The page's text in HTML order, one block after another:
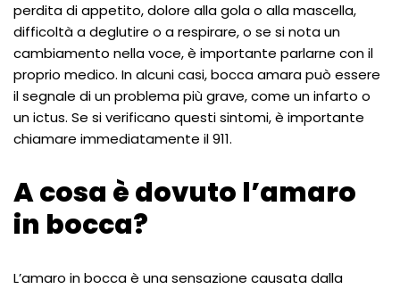
perdita di appetito, dolore alla gola o alla mascella,
difficoltà a deglutire o a respirare, o se si nota un
cambiamento nella voce, è importante parlarne con il
proprio medico. In alcuni casi, bocca amara può essere
il segnale di un problema più grave, come un infarto o
un ictus. Se si verificano questi sintomi, è importante
chiamare immediatamente il 911.
A cosa è dovuto l’amaro
in bocca?
L’amaro in bocca è una sensazione causata dalla